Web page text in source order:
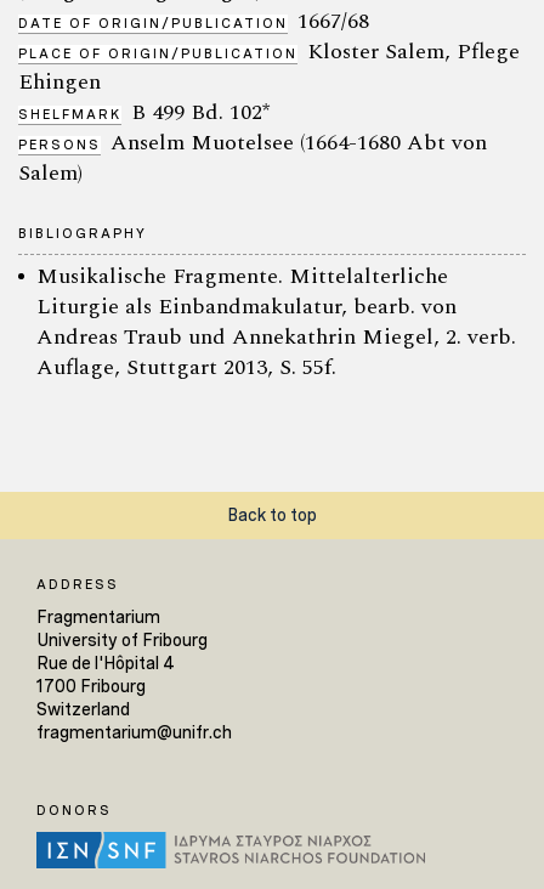
DATE OF ORIGIN/PUBLICATION 1667/68
PLACE OF ORIGIN/PUBLICATION
Kloster Salem, Pflege
Ehingen
SHELFMARK B 499 Bd. 102*
PERSONS
Anselm Muotelsee (1664-1680 Abt von
Salem)
BIBLIOGRAPHY
Musikalische Fragmente. Mittelalterliche
Liturgie als Einbandmakulatur, bearb. von
Andreas Traub und Annekathrin Miegel, 2. verb.
Auflage, Stuttgart 2013, S. 55f.
Back to top
ADDRESS
Fragmentarium
University of Fribourg
Rue de l'Hôpital 4
1700 Fribourg
Switzerland
fragmentarium@unifr.ch
DONORS